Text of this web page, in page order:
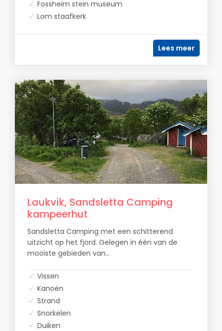
Fossheim stein museum
Lom staafkerk
Lees meer
Laukvik, Sandsletta Camping
kampeerhut
Sandsletta Camping met een schitterend
uitzicht op het fjord. Gelegen in één van de
mooiste gebieden van...
Vissen
Kanoën
Strand
Snorkelen
Duiken